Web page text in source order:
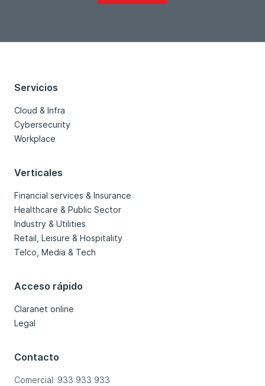
Servicios
Cloud & Infra
Cybersecurity
Workplace
Verticales
Financial services & Insurance
Healthcare & Public Sector
Industry & Utilities
Retail, Leisure & Hospitality
Telco, Media & Tech
Acceso rápido
Claranet online
Legal
Contacto
Comercial: 933 933 933